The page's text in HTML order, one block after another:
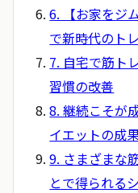
6. 【お家をジ
で新時代のト
7. 自宅で筋ト
習慣の改善
8. 継続こそが
イエットの成
9. さまざまな
とで得られる